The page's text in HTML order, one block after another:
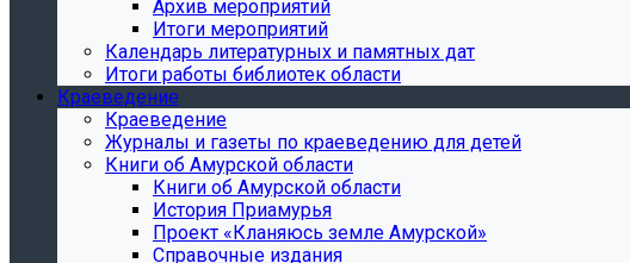
Архив мероприятий
Итоги мероприятий
Календарь литературных и памятных дат
Итоги работы библиотек области
Краеведение
Краеведение
Журналы и газеты по краеведению для детей
Книги об Амурской области
Книги об Амурской области
История Приамурья
Проект «Кланяюсь земле Амурской»
Справочные издания